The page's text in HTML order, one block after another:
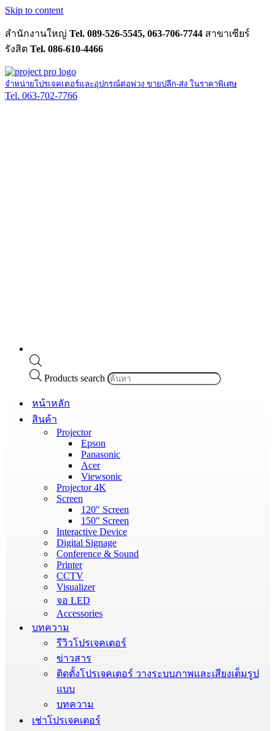
Skip to content
สำนักงานใหญ่ Tel. 089-526-5545, 063-706-7744 สาขาเซียร์
รังสิต Tel. 086-610-4466
จำหน่ายโปรเจคเตอร์และอุปกรณ์ต่อพ่วง ขายปลีก-ส่ง ในราคาพิเศษ
Tel. 063-702-7766
Products search
หน้าหลัก
สินค้า
Projector
Epson
Panasonic
Acer
Viewsonic
Projector 4K
Screen
120″ Screen
150″ Screen
Interactive Device
Digital Signage
Conference & Sound
Printer
CCTV
Visualizer
จอ LED
Accessories
บทความ
รีวิวโปรเจคเตอร์
ข่าวสาร
ติดตั้งโปรเจคเตอร์ วางระบบภาพและเสียงเต็มรูป
แบบ
บทความ
เช่าโปรเจคเตอร์